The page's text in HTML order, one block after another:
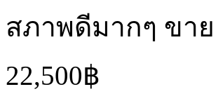
สภาพดีมากๆ ขาย
22,500฿